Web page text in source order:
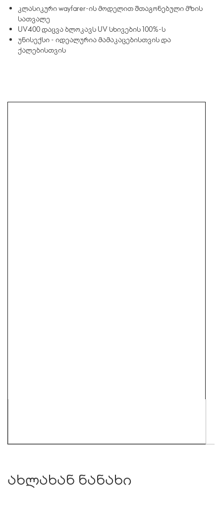
კლასიკური wayfarer-ის მოდელით შთაგონებული მზის
სათვალე
UV400 დაცვა ბლოკავს UV სხივების 100%-ს
უნისექსი - იდეალურია მამაკაცებისთვის და
ქალებისთვის
ახლახან ნანახი